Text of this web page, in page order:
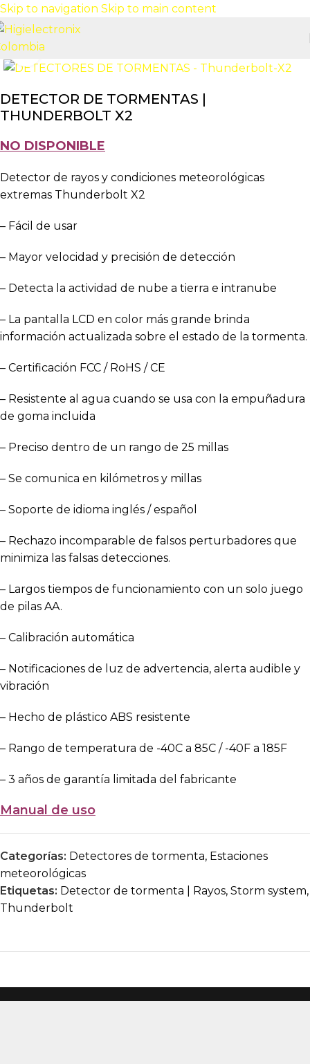
Skip to navigation Skip to main content
Click to enlarge
DETECTOR DE TORMENTAS |
THUNDERBOLT X2
NO DISPONIBLE
Detector de rayos y condiciones meteorológicas
extremas Thunderbolt X2
– Fácil de usar
– Mayor velocidad y precisión de detección
– Detecta la actividad de nube a tierra e intranube
– La pantalla LCD en color más grande brinda
información actualizada sobre el estado de la tormenta.
– Certificación FCC / RoHS / CE
– Resistente al agua cuando se usa con la empuñadura
de goma incluida
– Preciso dentro de un rango de 25 millas
– Se comunica en kilómetros y millas
– Soporte de idioma inglés / español
– Rechazo incomparable de falsos perturbadores que
minimiza las falsas detecciones.
– Largos tiempos de funcionamiento con un solo juego
de pilas AA.
– Calibración automática
– Notificaciones de luz de advertencia, alerta audible y
vibración
– Hecho de plástico ABS resistente
– Rango de temperatura de -40C a 85C / -40F a 185F
– 3 años de garantía limitada del fabricante
Manual de uso
Categorías: Detectores de tormenta, Estaciones
meteorológicas
Etiquetas: Detector de tormenta | Rayos, Storm system,
Thunderbolt